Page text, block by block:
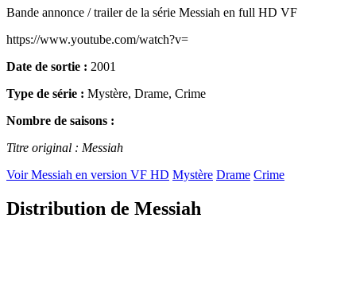
Bande annonce / trailer de la série Messiah en full HD VF
https://www.youtube.com/watch?v=
Date de sortie : 2001
Type de série : Mystère, Drame, Crime
Nombre de saisons :
Titre original : Messiah
Voir Messiah en version VF HD Mystère Drame Crime
Distribution de Messiah